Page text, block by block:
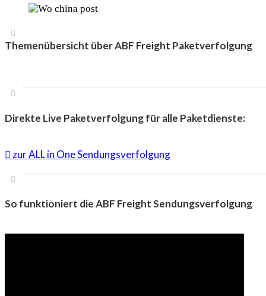
Themenübersicht über ABF Freight Paketverfolgung
Direkte Live Paketverfolgung für alle Paketdienste:
zur ALL in One Sendungsverfolgung
So funktioniert die ABF Freight Sendungsverfolgung